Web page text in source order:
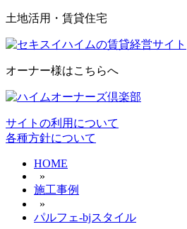
土地活用・賃貸住宅
オーナー様はこちらへ
サイトの利用について
各種方針について
HOME
»
施工事例
»
パルフェ-bjスタイル